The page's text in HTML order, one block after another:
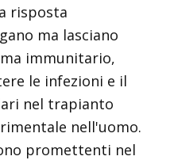
risposta
ma lasciano
immunitario,
le infezioni e il
nel trapianto
nell'uomo.
promettenti nel